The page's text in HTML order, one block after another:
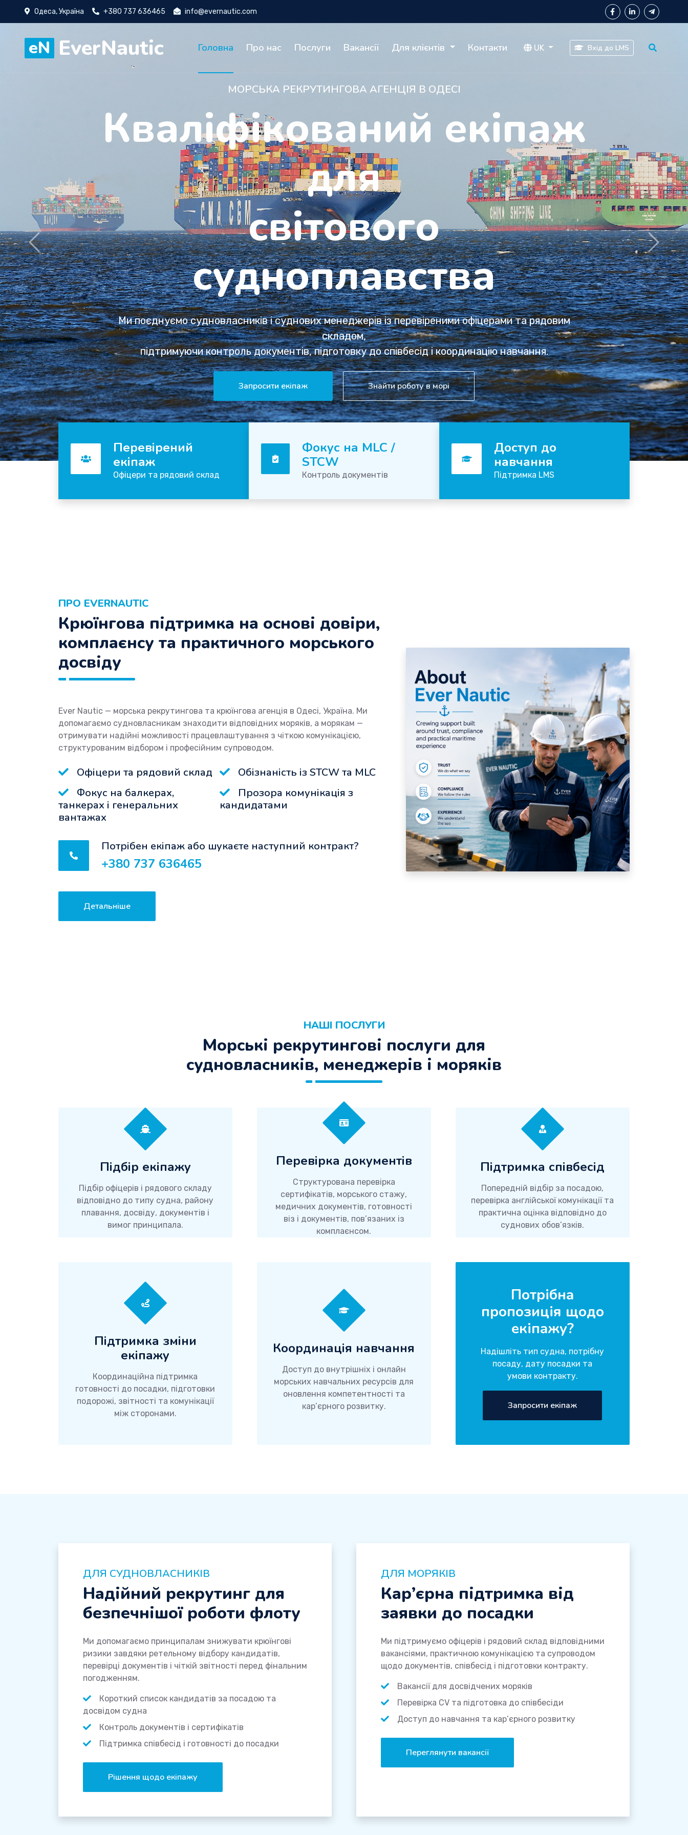
Одеса, Україна +380 737 636465 info@evernautic.com
eN EverNautic Головна Про нас Послуги Вакансії Для клієнтів Контакти UK Вхід до LMS
ДЛЯ МОРЯКІВ І СУДНОВЛАСНИКІВ
Безпечна кар’єра
міцні партнерства
Від підбору вакансій до перевірки документів STCW,
ми підтримуємо професійні рішення з обох боків трапа.
Переглянути вакансії Зв’язатися з нами
Перевірений
екіпаж
Офіцери та рядовий склад
Фокус на MLC /
STCW
Контроль документів
Доступ до
навчання
Підтримка LMS
ПРО EVERNAUTIC
Крюїнгова підтримка на основі довіри,
комплаєнсу та практичного морського
досвіду
Ever Nautic — морська рекрутингова та крюїнгова агенція в Одесі, Україна. Ми
допомагаємо судновласникам знаходити відповідних моряків, а морякам —
отримувати надійні можливості працевлаштування з чіткою комунікацією,
структурованим відбором і професійним супроводом.
Офіцери та рядовий склад
Фокус на балкерах,
танкерах і генеральних
вантажах
Обізнаність із STCW та MLC
Прозора комунікація з
кандидатами
Потрібен екіпаж або шукаєте наступний контракт?
+380 737 636465
Детальніше
НАШІ ПОСЛУГИ
Морські рекрутингові послуги для
судновласників, менеджерів і моряків
Підбір екіпажу
Підбір офіцерів і рядового складу
відповідно до типу судна, району
плавання, досвіду, документів і
вимог принципала.
Перевірка документів
Структурована перевірка
сертифікатів, морського стажу,
медичних документів, готовності
віз і документів, пов’язаних із
комплаєнсом.
Підтримка співбесід
Попередній відбір за посадою,
перевірка англійської комунікації та
практична оцінка відповідно до
суднових обов’язків.
Підтримка зміни
екіпажу
Координаційна підтримка
готовності до посадки, підготовки
подорожі, звітності та комунікації
між сторонами.
Координація навчання
Доступ до внутрішніх і онлайн
морських навчальних ресурсів для
оновлення компетентності та
кар’єрного розвитку.
Потрібна
пропозиція щодо
екіпажу?
Надішліть тип судна, потрібну
посаду, дату посадки та
умови контракту.
Запросити екіпаж
ДЛЯ СУДНОВЛАСНИКІВ
Надійний рекрутинг для
безпечнішої роботи флоту
Ми допомагаємо принципалам знижувати крюїнгові
ризики завдяки ретельному відбору кандидатів,
перевірці документів і чіткій звітності перед фінальним
погодженням.
Короткий список кандидатів за посадою та
досвідом судна
Контроль документів і сертифікатів
Підтримка співбесід і готовності до посадки
Рішення щодо екіпажу
ДЛЯ МОРЯКІВ
Кар’єрна підтримка від
заявки до посадки
Ми підтримуємо офіцерів і рядовий склад відповідними
вакансіями, практичною комунікацією та супроводом
щодо документів, співбесід і підготовки контракту.
Вакансії для досвідчених моряків
Перевірка CV та підготовка до співбесіди
Доступ до навчання та кар’єрного розвитку
Переглянути вакансії